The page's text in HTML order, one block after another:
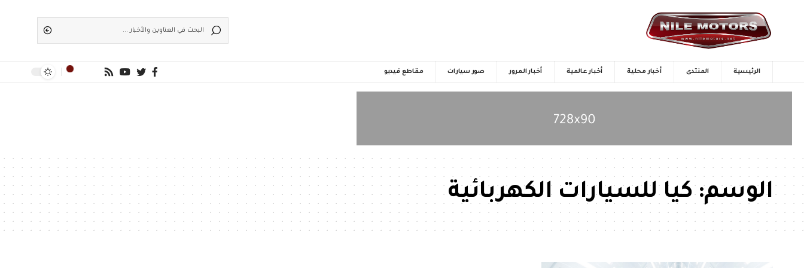
الرئيسية المنتدى أخبار محلية أخبار عالمية أخبار المرور صور سيارات مقاطع فيديو
الوسم:كيا للسيارات الكهربائية